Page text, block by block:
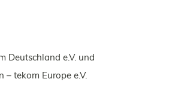
Deutschland e.V. und
tekom Europe e.V.